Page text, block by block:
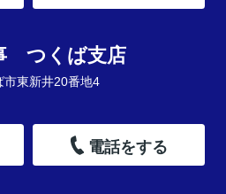
つくば支店
東新井20番地4
電話をする